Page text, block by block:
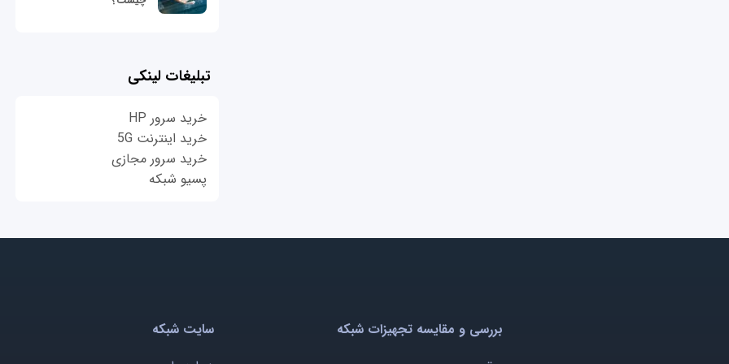
تبلیغات لینکی
خرید سرور HP
خرید اینترنت 5G
خرید سرور مجازی
پسیو شبکه
بررسی و مقایسه تجهیزات شبکه
سایت شبکه